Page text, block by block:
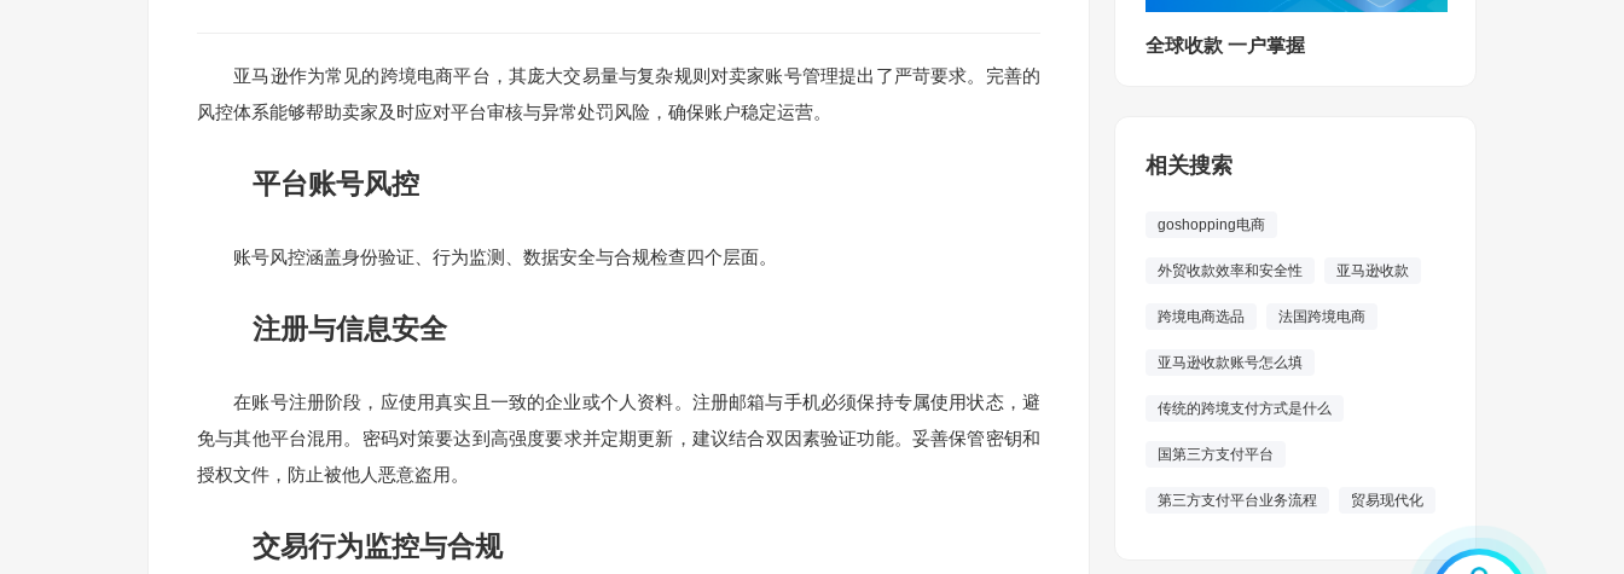
亚马逊作为常见的跨境电商平台，其庞大交易量与复杂规则对卖家账号管理提出了严苛要求。完善的
风控体系能够帮助卖家及时应对平台审核与异常处罚风险，确保账户稳定运营。
平台账号风控
账号风控涵盖身份验证、行为监测、数据安全与合规检查四个层面。
注册与信息安全
在账号注册阶段，应使用真实且一致的企业或个人资料。注册邮箱与手机必须保持专属使用状态，避
免与其他平台混用。密码对策要达到高强度要求并定期更新，建议结合双因素验证功能。妥善保管密钥和
授权文件，防止被他人恶意盗用。
交易行为监控与合规
全球收款 一户掌握
相关搜索
goshopping电商
外贸收款效率和安全性 亚马逊收款
跨境电商选品 法国跨境电商
亚马逊收款账号怎么填
传统的跨境支付方式是什么
国第三方支付平台
第三方支付平台业务流程 贸易现代化